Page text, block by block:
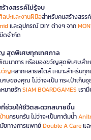
างสรรค์ไม่รู้จบ
ลปะและงานฝีมือสำหรับคนสร้างสรร
และอุปกรณ์ DIY ต่างๆ จาก
ดจำกัด
สุดพิเศษทุกเทศกาล
ฒนาการ หรือของขวัญสุดพิเศษสำห
วัญหลากหลายสไตล์ เหมาะสำหรับทุ
ษของคุณ ไม่ว่าจะเป็น กระเป๋าเก็
มายรักSIAM BOARDGAMES เรา
ที่ช่วยให้ชีวิตสะดวกสบายขึ้น
านครบครัน ไม่ว่าจะเป็นกาต้มน้ำ
ยทางการแพทย์Double A Careแล